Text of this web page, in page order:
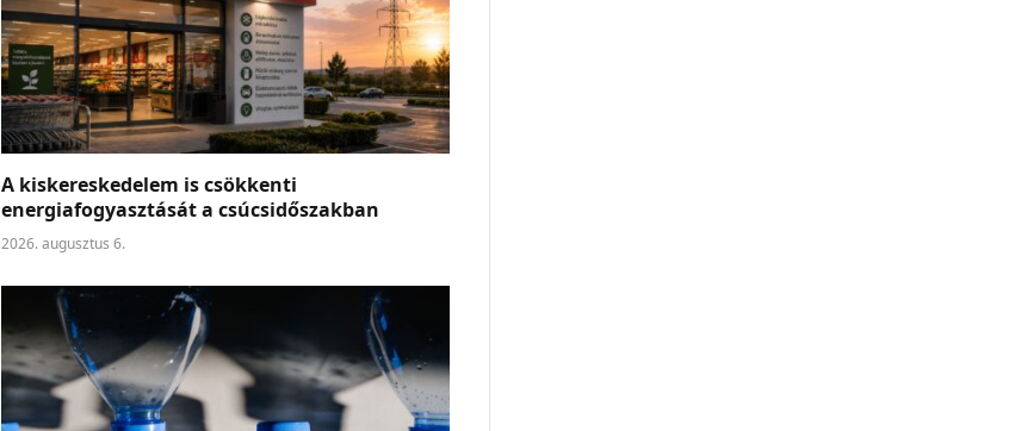
A kiskereskedelem is csökkenti
energiafogyasztását a csúcsidőszakban
2026. augusztus 6.